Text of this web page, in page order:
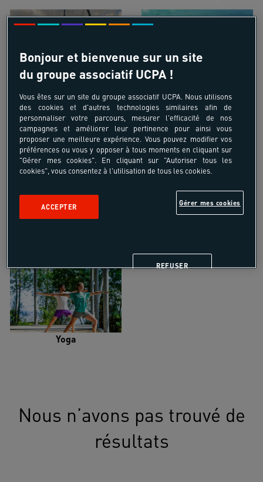
Croisière voilier Kayak de mer
Trail Trek-Randonnée pédestre
Vélo de randonnée
Yoga
Nous n’avons pas trouvé de
résultats
Bonjour et bienvenue sur un site
du groupe associatif UCPA !
Vous êtes sur un site du groupe associatif UCPA. Nous utilisons
des cookies et d'autres technologies similaires afin de
personnaliser votre parcours, mesurer l'efficacité de nos
campagnes et améliorer leur pertinence pour ainsi vous
proposer une meilleure expérience. Vous pouvez modifier vos
préférences ou vous y opposer à tous moments en cliquant sur
"Gérer mes cookies". En cliquant sur "Autoriser tous les
cookies", vous consentez à l'utilisation de tous les cookies.
Gérer mes cookies
REFUSER
ACCEPTER